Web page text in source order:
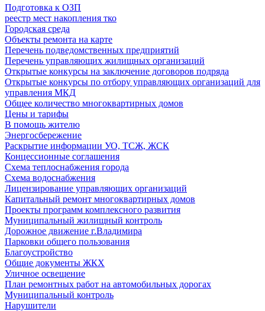
Подготовка к ОЗП
реестр мест накопления тко
Городская среда
Объекты ремонта на карте
Перечень подведомственных предприятий
Перечень управляющих жилищных организаций
Открытые конкурсы на заключение договоров подряда
Открытые конкурсы по отбору управляющих организаций для
управления МКД
Общее количество многоквартирных домов
Цены и тарифы
В помощь жителю
Энергосбережение
Раскрытие информации УО, ТСЖ, ЖСК
Концессионные соглашения
Схема теплоснабжения города
Схема водоснабжения
Лицензирование управляющих организаций
Капитальный ремонт многоквартирных домов
Проекты программ комплексного развития
Муниципальный жилищный контроль
Дорожное движение г.Владимира
Парковки общего пользования
Благоустройство
Общие документы ЖКХ
Уличное освещение
План ремонтных работ на автомобильных дорогах
Муниципальный контроль
Нарушители